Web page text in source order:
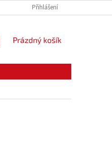
PODMÍNKY OCHRANY
Přihlášení
NÁKUPNÍ
Prázdný košík